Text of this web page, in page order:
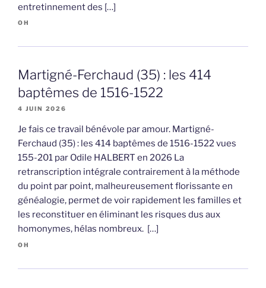
entretinnement des […]
OH
Martigné-Ferchaud (35) : les 414
baptêmes de 1516-1522
4 JUIN 2026
Je fais ce travail bénévole par amour. Martigné-
Ferchaud (35) : les 414 baptêmes de 1516-1522 vues
155-201 par Odile HALBERT en 2026 La
retranscription intégrale contrairement à la méthode
du point par point, malheureusement florissante en
généalogie, permet de voir rapidement les familles et
les reconstituer en éliminant les risques dus aux
homonymes, hélas nombreux. […]
OH